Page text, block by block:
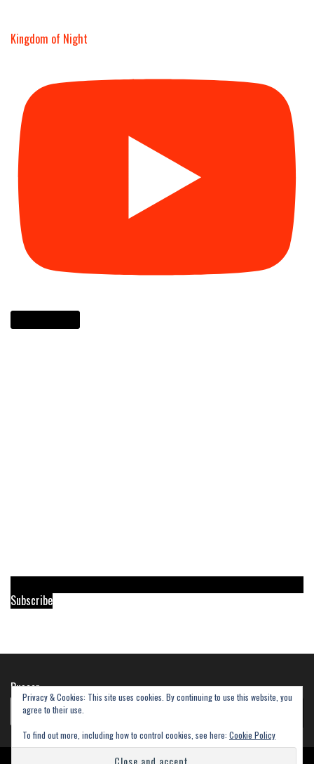
Kingdom of Night
Subscribe
Buscar
Privacy & Cookies: This site uses cookies. By continuing to use this website, you
agree to their use.
To find out more, including how to control cookies, see here: Cookie Policy